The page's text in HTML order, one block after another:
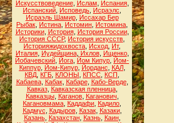
Искусствоведение, Ислам Испания,
Испанский Исповедь Исраэлс
Исраэль Шамир, Иссахар Бер
Рыбак Истина Истомин Истомина
Историки, История, История России,
История СССР, История искусств
Историяжидохвоста Исход Ит,
Италия, Иудейщина, Ихлов, Ищенко,
Йобачевский Йога Йом Кипур Йом-
Киппур, Йом-Кипур, Йорданс КАЛ,
КВД КГБ КЛОНЫ КПСС КСП
Кабаева, Кабак, Кабаре, Кабо-Верде,
Кавказ, Кавказская пленница,
Кавказцы, Каганов, Каганович
Кагановмама Каддафи Кадило
Кадмус
Кадыров, Казак, Казаки,
Казань, Казахстан, Казнь, Каин,